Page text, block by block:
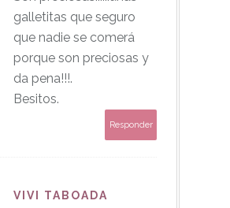
galletitas que seguro
que nadie se comerá
porque son preciosas y
da pena!!!.
Besitos.
Responder
VIVI TABOADA